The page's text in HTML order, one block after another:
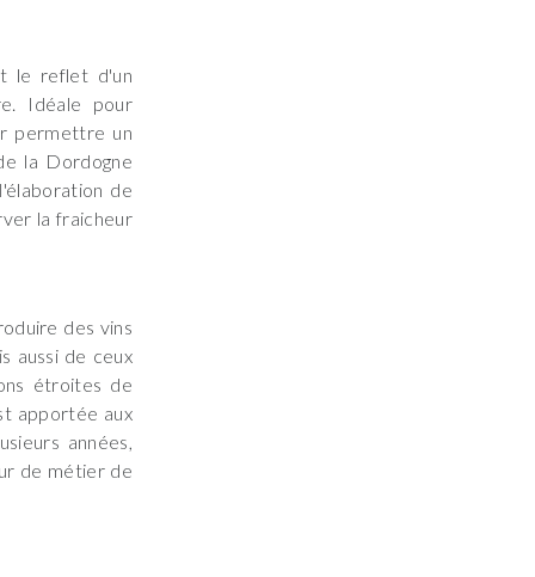
le reflet d'un
Idéale pour
permettre un
la Dordogne
de
la fraicheur
des vins
aussi de ceux
étroites de
apportée aux
années,
de métier de